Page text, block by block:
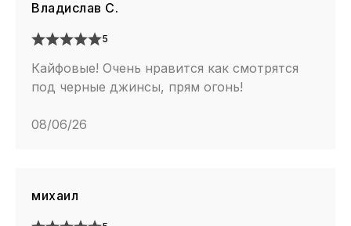
Владислав С.
5
Кайфовые! Очень нравится как смотрятся
под черные джинсы, прям огонь!
08/06/26
михаил